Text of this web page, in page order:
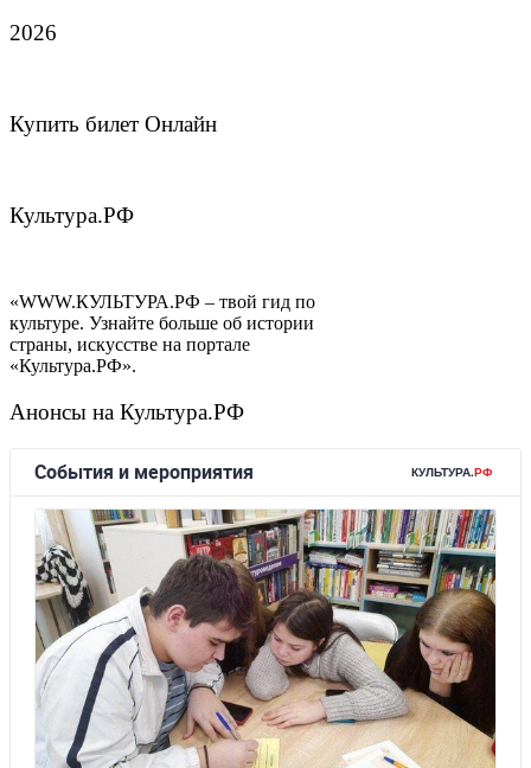
2026
Купить билет Онлайн
Культура.РФ
«WWW.КУЛЬТУРА.РФ – твой гид по
культуре. Узнайте больше об истории
страны, искусстве на портале
«Культура.РФ».
Анонсы на Культура.РФ